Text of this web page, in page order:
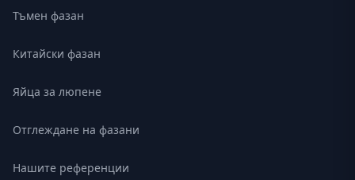
Тъмен фазан
Китайски фазан
Яйца за люпене
Отглеждане на фазани
Нашите референции